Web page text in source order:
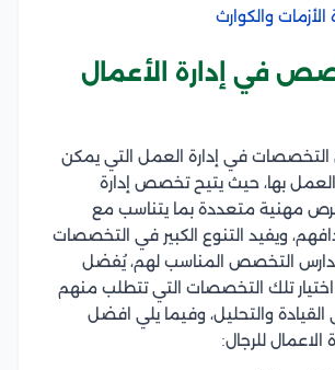
والكوارث
في إدارة الأعمال
التخصصات في إدارة العمل التي يمكن
بها، حيث يتيح تخصص إدارة
فرص مهنية متعددة بما يتناسب مع
ويفيد التنوع الكبير في التخصصات
دارس التخصص المناسب لهم، يُفضل
اختيار تلك التخصصات التي تتطلب منهم
القيادة والتحليل، وفيما يلي افضل
للرجال: